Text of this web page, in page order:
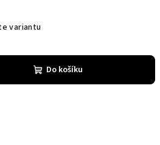
variantu
Do košíku